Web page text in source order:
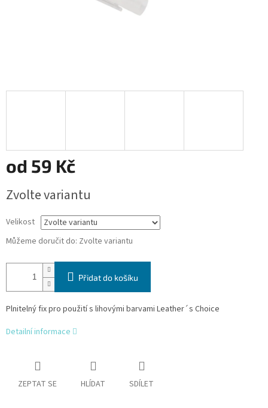
od 59 Kč
cena:
Zvolte variantu
Velikost
Můžeme doručit do: Zvolte variantu
Přidat do košíku
Plnitelný fix pro použití s lihovými barvami Leather´s Choice
Detailní informace
ZEPTAT SE HLÍDAT SDÍLET